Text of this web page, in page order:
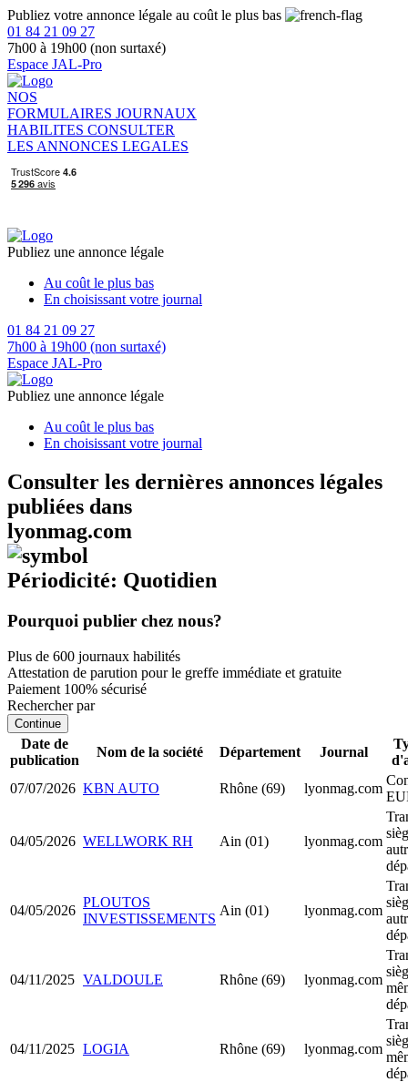
Publiez votre annonce légale au coût le plus bas
01 84 21 09 27
7h00 à 19h00 (non surtaxé)
Espace JAL-Pro
NOS
FORMULAIRES JOURNAUX
HABILITES CONSULTER
LES ANNONCES LEGALES
Publiez une annonce légale
Au coût le plus bas
En choisissant votre journal
01 84 21 09 27
7h00 à 19h00 (non surtaxé)
Espace JAL-Pro
Publiez une annonce légale
Au coût le plus bas
En choisissant votre journal
Consulter les dernières annonces légales
publiées dans
lyonmag.com
Périodicité: Quotidien
Pourquoi publier chez nous?
Plus de 600 journaux habilités
Attestation de parution pour le greffe immédiate et gratuite
Paiement 100% sécurisé
Rechercher par
Continue
Date de
publication
Nom de la société Département Journal
07/07/2026 KBN AUTO Rhône (69) lyonmag.com
04/05/2026 WELLWORK RH Ain (01) lyonmag.com
04/05/2026
PLOUTOS
INVESTISSEMENTS
Ain (01) lyonmag.com
04/11/2025 VALDOULE Rhône (69) lyonmag.com
04/11/2025 LOGIA Rhône (69) lyonmag.com